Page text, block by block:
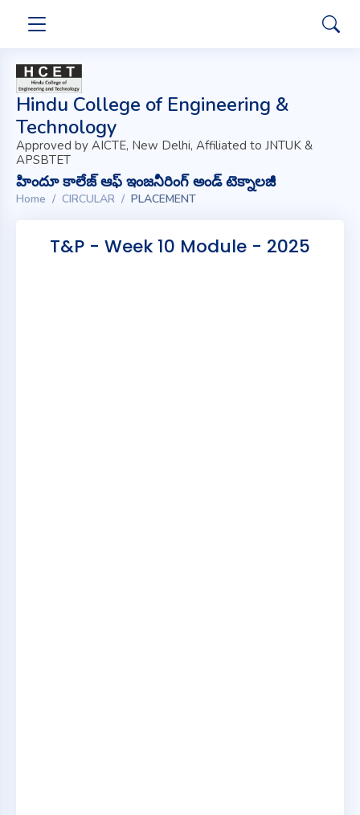
Hindu College of Engineering &
Technology
Approved by AICTE, New Delhi, Affiliated to JNTUK &
APSBTET
హిందూ కాలేజ్ ఆఫ్ ఇంజనీరింగ్ అండ్ టెక్నాలజీ
Home CIRCULAR PLACEMENT
T&P - Week 10 Module - 2025